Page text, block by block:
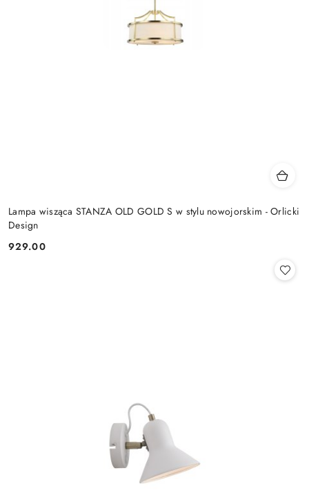
Lampa wisząca STANZA OLD GOLD S w stylu nowojorskim - Orlicki
Design
Cena:
929.00